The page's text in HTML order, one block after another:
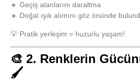
🔸 Geçiş alanlarını daraltma
🔸 Doğal ışık alımını göz önünde
💡 Pratik yerleşim = huzurlu yaşam!
🎨 2. Renklerin
🖌️